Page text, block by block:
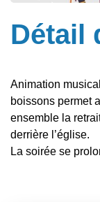
Détail
Animation
boissons permet
ensemble la
derrière l’église.
La soirée se